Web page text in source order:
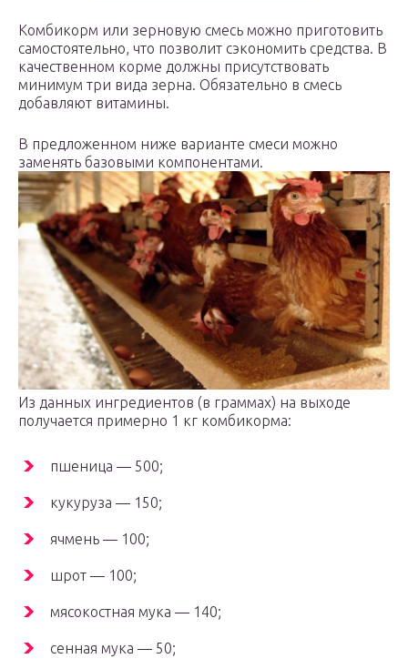
Комбикорм или зерновую смесь можно приготовить
самостоятельно, что позволит сэкономить средства. В
качественном корме должны присутствовать
минимум три вида зерна. Обязательно в смесь
добавляют витамины.
В предложенном ниже варианте смеси можно
заменять базовыми компонентами.
Из данных ингредиентов (в граммах) на выходе
получается примерно 1 кг комбикорма:
пшеница — 500;
кукуруза — 150;
ячмень — 100;
шрот — 100;
мясокостная мука — 140;
сенная мука — 50;